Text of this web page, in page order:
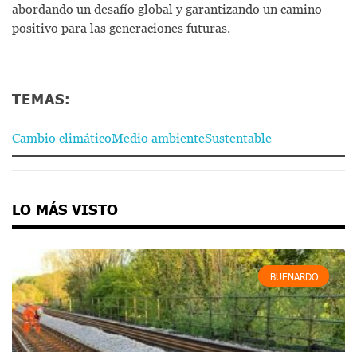
abordando un desafío global y garantizando un camino
positivo para las generaciones futuras.
TEMAS:
Cambio climáticoMedio ambienteSustentable
LO MÁS VISTO
BUENARDO